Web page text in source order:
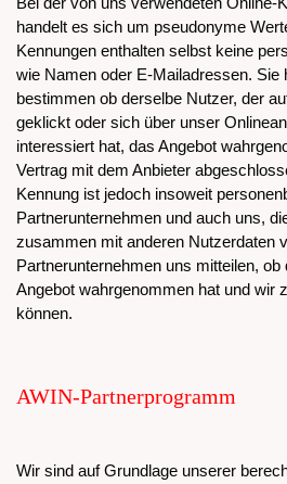
handelt es sich um pseudonyme
Kennungen enthalten selbst keine
wie Namen oder E-Mailadressen. Sie
bestimmen ob derselbe Nutzer, der
geklickt oder sich über unser
interessiert hat, das Angebot
Vertrag mit dem Anbieter
Kennung ist jedoch insoweit
Partnerunternehmen und auch uns,
zusammen mit anderen Nutzerdaten
Partnerunternehmen uns mitteilen, ob
Angebot wahrgenommen hat und wir
können.
AWIN-Partnerprogramm
Wir sind auf Grundlage unserer